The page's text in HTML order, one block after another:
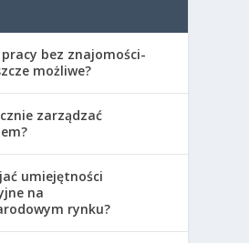
bez znajomości-
możliwe?
zarządzać
umiejętności
na
rynku?